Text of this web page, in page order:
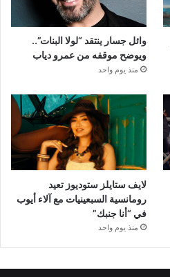
وائل جسار ينتقد “لولا البنات”..
ويوضح موقفه من عمرو دياب
منذ يوم واحد
لايف ستايلز ستوديوز تعيد
رومانسية السبعينيات مع آلاء أيوب
في “أنا جنبك”
منذ يوم واحد